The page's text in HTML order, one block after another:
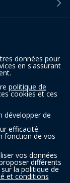
données pour
en s'assurant
politique de
cookies et ces
développer de
efficacité.
fonction de vos
vos données
différents
la politique de
et conditions
réservés | JDC